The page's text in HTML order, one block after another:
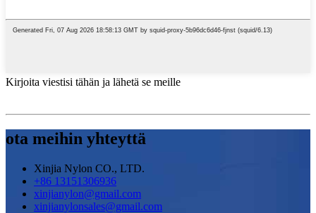
Kirjoita viestisi tähän ja lähetä se meille
ota meihin yhteyttä
Xinjia Nylon CO., LTD.
+86 13151306936
xinjianylon@gmail.com
xinjianylonsales@gmail.com